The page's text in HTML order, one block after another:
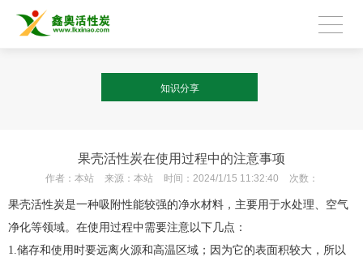
知识分享
果壳活性炭在使用过程中的注意事项
作者： 本站 来源： 本站 时间： 2024/1/15 11:32:40 次数：
果壳活性炭是一种吸附性能较强的净水材料，主要用于水处理、空气
净化等领域。在使用过程中需要注意以下几点：
1.储存和使用时要远离火源和高温区域；因为它的表面积较大，所以